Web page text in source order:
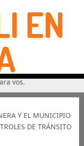
EN
vos.
Y EL MUNICIPIO
DE TRÁNSITO